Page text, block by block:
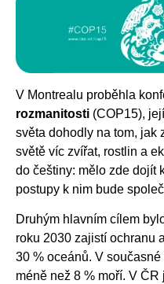
V Montrealu proběhla
rozmanitosti (COP15),
světa dohodly na tom, jak
světě víc zvířat, rostlin a
do češtiny: mělo zde dojít
postupy k nim bude
Druhým hlavním cílem
roku 2030 zajistí ochranu
30 % oceánů. V
méně než 8 % moří. V